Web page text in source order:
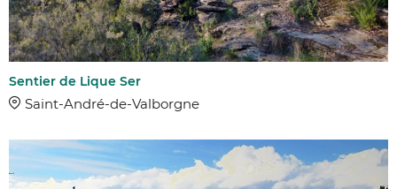
Sentier de Lique Ser
Saint-André-de-Valborgne